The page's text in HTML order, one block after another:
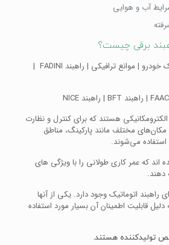
آب و هوایی
برقی چیست؟
مانع اتوماتیک | موانع پارک خودرو | موانع ترافیکی | راهبند FADINI |
الکترومکانیکی هستند که برای کنترل و نظارت
مختلف مانند پارکینگ، مناطق
می‌شوند.
اند که عمر کاری طولانی را با ویژگی های
دهند.
اتوماتیک وجود دارد. یکی از آنها
قابلیت اطمینان آن بسیار مورد استفاده
تولیدکننده هستند.